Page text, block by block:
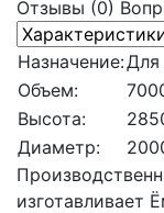
Отзывы (0)
Назначение:Для
Объем:
Высота:
Диаметр:
изготавливает